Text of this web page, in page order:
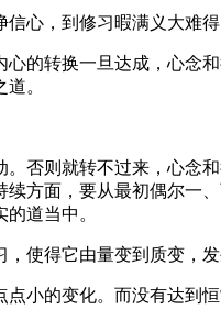
，到修习暇满义大难得
转换一旦达成，心念
。
则就转不过来，心念
方面，要从最初偶尔一
道当中。
得它由量变到质变，发
的变化。而没有达到恒